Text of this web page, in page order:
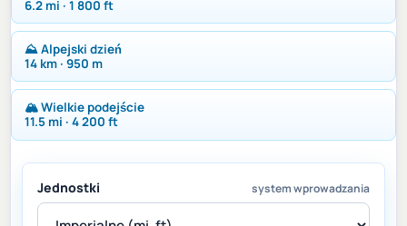
6.2 mi · 1 800 ft
⛰ Alpejski dzień
14 km · 950 m
🏔 Wielkie podejście
11.5 mi · 4 200 ft
Jednostki system wprowadzania